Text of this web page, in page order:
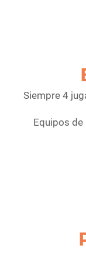
Siempre 4
Equipos de